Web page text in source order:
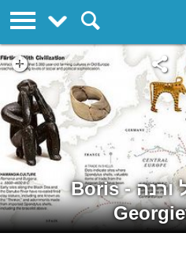
גלריית האמנות של ורנה - Boris